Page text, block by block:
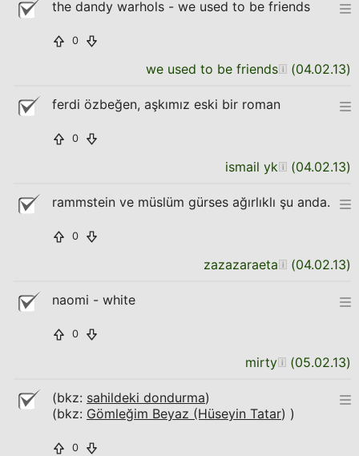
the dandy warhols - we used to be friends
0
we used to be friends (04.02.13)
ferdi özbeğen, aşkımız eski bir roman
0
ismail yk (04.02.13)
rammstein ve müslüm gürses ağırlıklı şu anda.
0
zazazaraeta (04.02.13)
naomi - white
0
mirty (05.02.13)
(bkz: sahildeki dondurma)
(bkz: Gömleğim Beyaz (Hüseyin Tatar) )
0